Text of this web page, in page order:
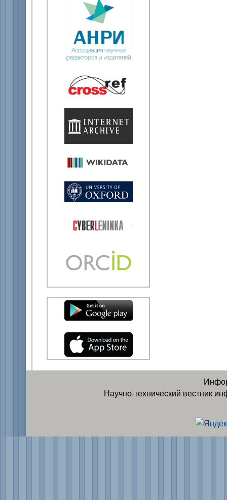
Научно-технический вестник